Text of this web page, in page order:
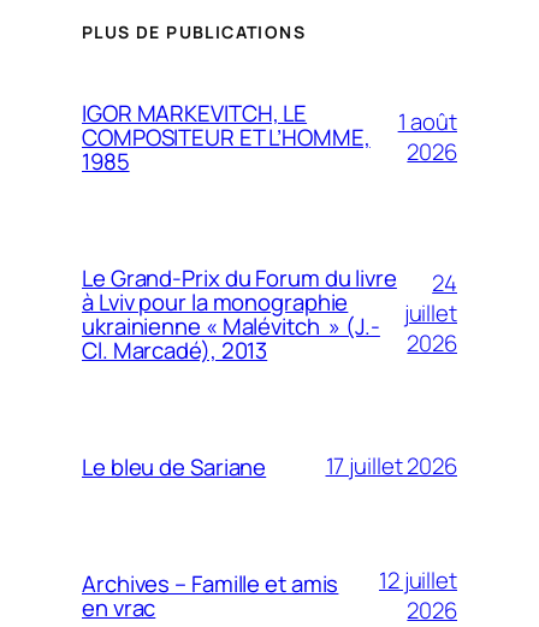
PLUS DE PUBLICATIONS
IGOR MARKEVITCH, LE
COMPOSITEUR ET L’HOMME,
1985
1 août
2026
Le Grand-Prix du Forum du livre
à Lviv pour la monographie
ukrainienne « Malévitch » (J.-
Cl. Marcadé), 2013
24
juillet
2026
Le bleu de Sariane 17 juillet 2026
Archives – Famille et amis
en vrac
12 juillet
2026